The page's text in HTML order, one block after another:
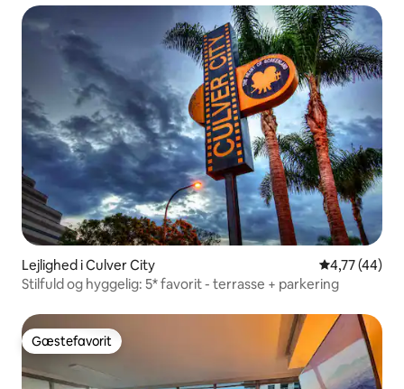
Lejlighed i Culver City 4,77 ud af 5
4,77 (44)
Stilfuld og hyggelig: 5* favorit - terrasse + parkering
Gæstefavorit
Gæstefavorit